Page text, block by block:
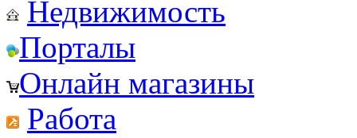
Недвижимость
Порталы
Онлайн магазины
Работа